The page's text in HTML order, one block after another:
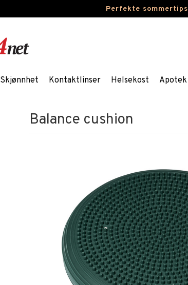
Perfekte sommertips
Skjønnhet Kontaktlinser Helsekost Apotek
Balance cushion